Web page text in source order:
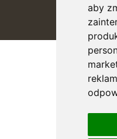
aby
Code